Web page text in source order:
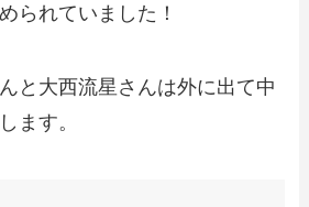
られていました！
と大西流星さんは外に出て中
ます。